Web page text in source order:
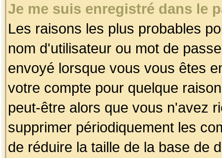
Je me suis enregistré dans le
Les raisons les plus probables
nom d'utilisateur ou mot de
envoyé lorsque vous vous êtes
votre compte pour quelque
peut-être alors que vous n'avez
supprimer périodiquement les
de réduire la taille de la base de